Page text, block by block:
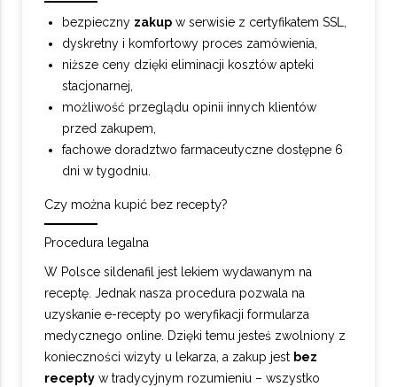
bezpieczny zakup w serwisie z certyfikatem SSL,
dyskretny i komfortowy proces zamówienia,
niższe ceny dzięki eliminacji kosztów apteki
stacjonarnej,
możliwość przeglądu opinii innych klientów
przed zakupem,
fachowe doradztwo farmaceutyczne dostępne 6
dni w tygodniu.
Czy można kupić bez recepty?
Procedura legalna
W Polsce sildenafil jest lekiem wydawanym na
receptę. Jednak nasza procedura pozwala na
uzyskanie e-recepty po weryfikacji formularza
medycznego online. Dzięki temu jesteś zwolniony z
konieczności wizyty u lekarza, a zakup jest bez
recepty w tradycyjnym rozumieniu – wszystko